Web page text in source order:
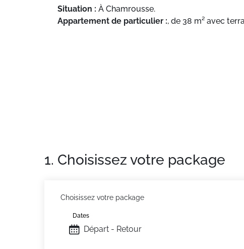
Situation : À Chamrousse.
Appartement de particulier :, de 38 m² avec
1. Choisissez votre package
Choisissez votre package
Départ - Retour
Dates